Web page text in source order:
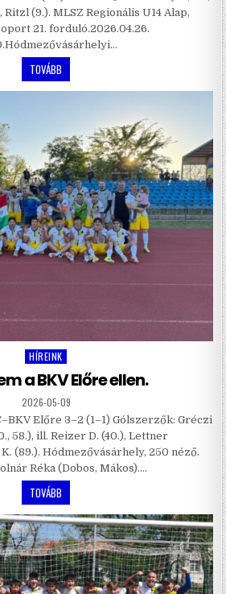
Ritzl (9.). MLSZ Regionális U14 Alap,
21. forduló.2026.04.26.
TOVÁBB
Posted
HÍREINK
a BKV Előre ellen.
2026-05-09
Előre 3–2 (1–1) Gólszerzők: Gréczi
58.), ill. Reizer D. (40.), Lettner
(89.). Hódmezővásárhely, 250 néző.
Réka (Dobos, Mákos)….
TOVÁBB